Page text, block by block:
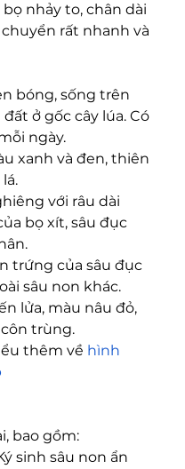
nhảy to, chân dài
rất nhanh và
bóng, sống trên
ở gốc cây lúa. Có
ngày.
xanh và đen, thiên
với râu dài
bọ xít, sâu đục
trứng của sâu đục
sâu non khác.
lửa, màu nâu đỏ,
trùng.
thêm về hình
bao gồm:
sinh sâu non ẩn